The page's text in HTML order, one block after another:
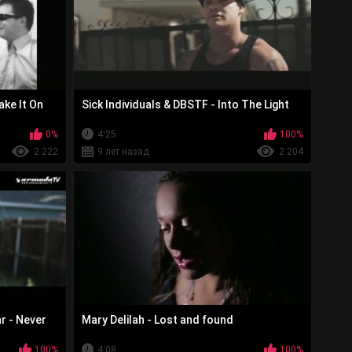
It On
0%
2 222
Sick Individuals & DBSTF - Into The Light
4:25
100%
9 лет назад
2 204
- Never
100%
Mary Delilah - Lost and found
4:08 100%